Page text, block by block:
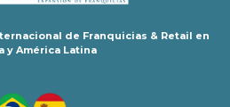
de Franquicias & Retail en
y América Latina